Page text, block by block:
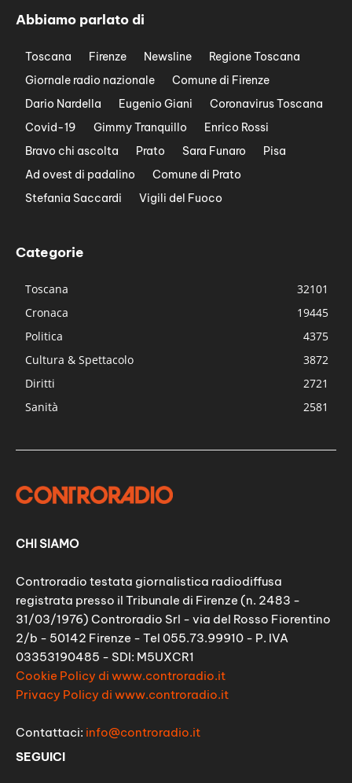
Abbiamo parlato di
Toscana Firenze Newsline
Regione Toscana
Giornale radio nazionale
Comune di Firenze
Dario Nardella
Eugenio Giani
Coronavirus Toscana
Covid-19
Gimmy Tranquillo
Enrico Rossi
Bravo chi ascolta
Prato Sara Funaro
Pisa
Ad ovest di padalino
Comune di Prato
Stefania Saccardi
Vigili del Fuoco
Categorie
Toscana
32101
Cronaca
19445
Politica
4375
Cultura & Spettacolo
3872
Diritti
2721
Sanità
2581
CHI SIAMO
Controradio testata giornalistica radiodiffusa
registrata presso il Tribunale di Firenze (n. 2483 -
31/03/1976) Controradio Srl - via del Rosso Fiorentino
2/b - 50142 Firenze - Tel 055.73.99910 - P. IVA
03353190485 - SDI: M5UXCR1
Cookie Policy di www.controradio.it
Privacy Policy di www.controradio.it
Contattaci: info@controradio.it
SEGUICI